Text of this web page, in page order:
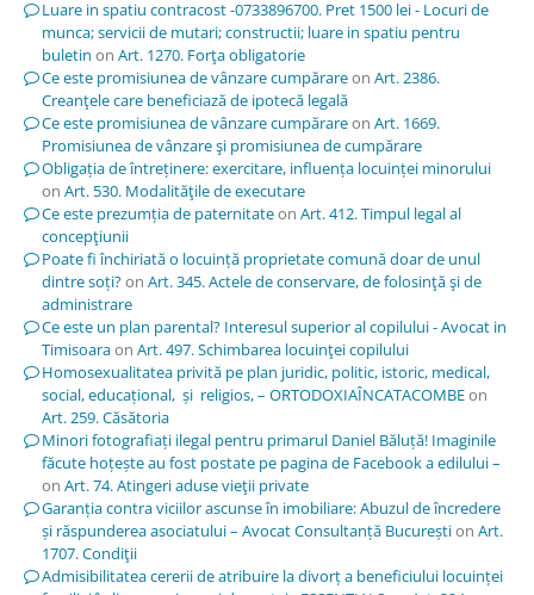
Luare in spatiu contracost -0733896700. Pret 1500 lei - Locuri de
munca; servicii de mutari; constructii; luare in spatiu pentru
buletin on Art. 1270. Forţa obligatorie
Ce este promisiunea de vânzare cumpărareon Art. 2386.
Creanţele care beneficiază de ipotecă legală
Ce este promisiunea de vânzare cumpărareon Art. 1669.
Promisiunea de vânzare şi promisiunea de cumpărare
Obligația de întreținere: exercitare, influența locuinței minorului
on Art. 530. Modalităţile de executare
Ce este prezumția de paternitateon Art. 412. Timpul legal al
concepţiunii
Poate fi închiriată o locuință proprietate comună doar de unul
dintre soți?on Art. 345. Actele de conservare, de folosinţă şi de
administrare
Ce este un plan parental? Interesul superior al copilului - Avocat in
Timisoaraon Art. 497. Schimbarea locuinţei copilului
Homosexualitatea privită pe plan juridic, politic, istoric, medical,
social, educațional, și religios, – ORTODOXIAÎNCATACOMBEon
Art. 259. Căsătoria
Minori fotografiați ilegal pentru primarul Daniel Băluță! Imaginile
făcute hoțește au fost postate pe pagina de Facebook a edilului –
on Art. 74. Atingeri aduse vieţii private
Garanția contra viciilor ascunse în imobiliare: Abuzul de încredere
și răspunderea asociatului – Avocat Consultanță Bucureștion Art.
1707. Condiţii
Admisibilitatea cererii de atribuire la divorț a beneficiului locuinței